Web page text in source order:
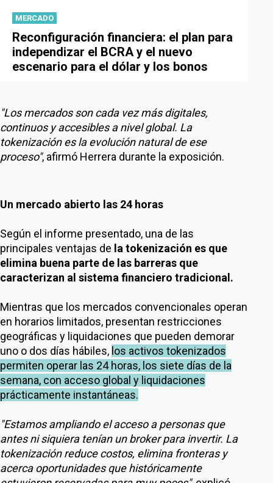
MERCADO
Reconfiguración financiera: el plan para
independizar el BCRA y el nuevo
escenario para el dólar y los bonos
"Los mercados son cada vez más digitales,
continuos y accesibles a nivel global. La
tokenización es la evolución natural de ese
proceso", afirmó Herrera durante la exposición.
Un mercado abierto las 24 horas
Según el informe presentado, una de las
principales ventajas de la tokenización es que
elimina buena parte de las barreras que
caracterizan al sistema financiero tradicional.
Mientras que los mercados convencionales operan
en horarios limitados, presentan restricciones
geográficas y liquidaciones que pueden demorar
uno o dos días hábiles, los activos tokenizados
permiten operar las 24 horas, los siete días de la
semana, con acceso global y liquidaciones
prácticamente instantáneas.
"Estamos ampliando el acceso a personas que
antes ni siquiera tenían un broker para invertir. La
tokenización reduce costos, elimina fronteras y
acerca oportunidades que históricamente